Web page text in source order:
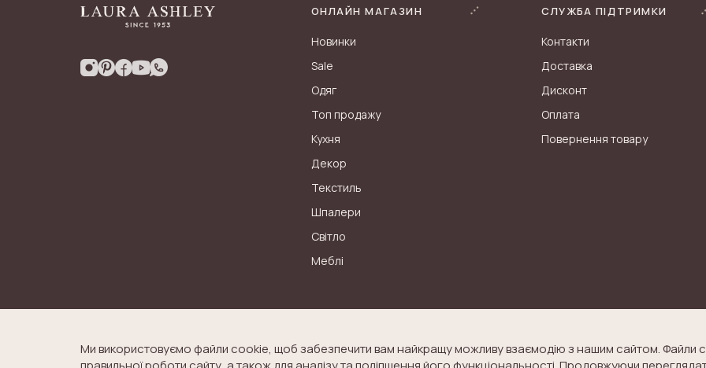
ОНЛАЙН МАГАЗИН
Новинки
Sale
Одяг
Топ продажу
Кухня
Декор
Текстиль
Шпалери
Світло
Меблі
СЛУЖБА ПІДТРИМКИ
Контакти
Доставка
Дисконт
Оплата
Повернення товару
Ми використовуємо файли cookie, щоб забезпечити вам найкращу можливу взаємодію з нашим сайтом. Файли